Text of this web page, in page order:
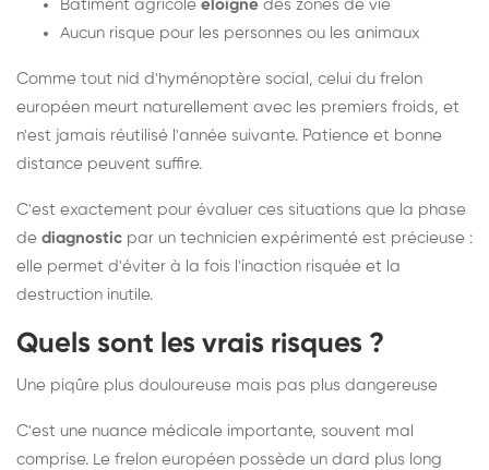
Bâtiment agricole éloigné des zones de vie
Aucun risque pour les personnes ou les animaux
Comme tout nid d'hyménoptère social, celui du frelon
européen meurt naturellement avec les premiers froids, et
n'est jamais réutilisé l'année suivante. Patience et bonne
distance peuvent suffire.
C'est exactement pour évaluer ces situations que la phase
de diagnostic par un technicien expérimenté est précieuse :
elle permet d'éviter à la fois l'inaction risquée et la
destruction inutile.
Quels sont les vrais risques ?
Une piqûre plus douloureuse mais pas plus dangereuse
C'est une nuance médicale importante, souvent mal
comprise. Le frelon européen possède un dard plus long